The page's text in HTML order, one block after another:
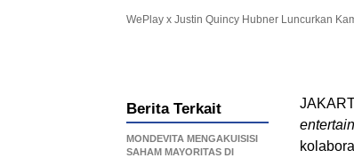
WePlay x Justin Quincy Hubner Luncurkan
Berita Terkait
MONDEVITA MENGAKUISISI
SAHAM MAYORITAS DI